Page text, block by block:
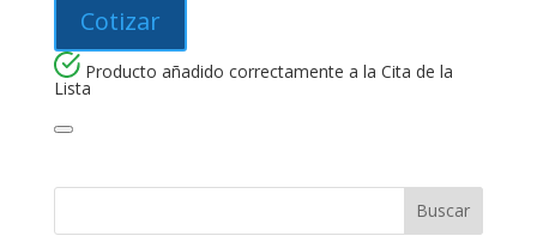
Cotizar
Producto añadido correctamente a la Cita de la
Lista
Buscar